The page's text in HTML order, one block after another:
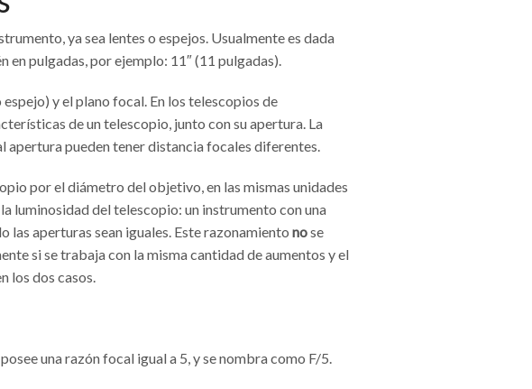
ya sea lentes o espejos. Usualmente es dada
pulgadas, por ejemplo: 11″ (11 pulgadas).
y el plano focal. En los telescopios de
de un telescopio, junto con su apertura. La
pueden tener distancia focales diferentes.
por el diámetro del objetivo, en las mismas unidades
luminosidad del telescopio: un instrumento con una
las aperturas sean iguales. Este razonamiento nose
si se trabaja con la misma cantidad de aumentos y el
los dos casos.
una razón focal igual a 5, y se nombra como F/5.